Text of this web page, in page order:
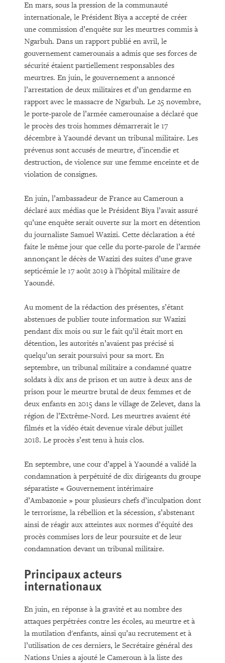
En mars, sous la pression de la communauté
internationale, le Président Biya a accepté de créer
une commission d’enquête sur les meurtres commis à
Ngarbuh. Dans un rapport publié en avril, le
gouvernement camerounais a admis que ses forces de
sécurité étaient partiellement responsables des
meurtres. En juin, le gouvernement a annoncé
l’arrestation de deux militaires et d’un gendarme en
rapport avec le massacre de Ngarbuh. Le 25 novembre,
le porte-parole de l’armée camerounaise a déclaré que
le procès des trois hommes démarrerait le 17
décembre à Yaoundé devant un tribunal militaire. Les
prévenus sont accusés de meurtre, d’incendie et
destruction, de violence sur une femme enceinte et de
violation de consignes.
En juin, l’ambassadeur de France au Cameroun a
déclaré aux médias que le Président Biya l’avait assuré
qu’une enquête serait ouverte sur la mort en détention
du journaliste Samuel Wazizi. Cette déclaration a été
faite le même jour que celle du porte-parole de l’armée
annonçant le décès de Wazizi des suites d’une grave
septicémie le 17 août 2019 à l’hôpital militaire de
Yaoundé.
Au moment de la rédaction des présentes, s’étant
abstenues de publier toute information sur Wazizi
pendant dix mois ou sur le fait qu’il était mort en
détention, les autorités n’avaient pas précisé si
quelqu’un serait poursuivi pour sa mort. En
septembre, un tribunal militaire a condamné quatre
soldats à dix ans de prison et un autre à deux ans de
prison pour le meurtre brutal de deux femmes et de
deux enfants en 2015 dans le village de Zelevet, dans la
région de l’Extrême-Nord. Les meurtres avaient été
filmés et la vidéo était devenue virale début juillet
2018. Le procès s’est tenu à huis clos.
En septembre, une cour d’appel à Yaoundé a validé la
condamnation à perpétuité de dix dirigeants du groupe
séparatiste « Gouvernement intérimaire
d’Ambazonie » pour plusieurs chefs d’inculpation dont
le terrorisme, la rébellion et la sécession, s’abstenant
ainsi de réagir aux atteintes aux normes d’équité des
procès commises lors de leur poursuite et de leur
condamnation devant un tribunal militaire.
Principaux acteurs
internationaux
En juin, en réponse à la gravité et au nombre des
attaques perpétrées contre les écoles, au meurtre et à
la mutilation d'enfants, ainsi qu’au recrutement et à
l’utilisation de ces derniers, le Secrétaire général des
Nations Unies a ajouté le Cameroun à la liste des